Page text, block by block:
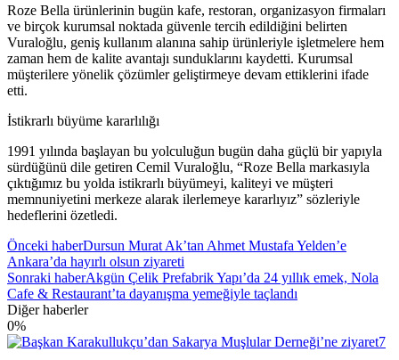
Roze Bella ürünlerinin bugün kafe, restoran, organizasyon firmaları
ve birçok kurumsal noktada güvenle tercih edildiğini belirten
Vuraloğlu, geniş kullanım alanına sahip ürünleriyle işletmelere hem
zaman hem de kalite avantajı sunduklarını kaydetti. Kurumsal
müşterilere yönelik çözümler geliştirmeye devam ettiklerini ifade
etti.
İstikrarlı büyüme kararlılığı
1991 yılında başlayan bu yolculuğun bugün daha güçlü bir yapıyla
sürdüğünü dile getiren Cemil Vuraloğlu, “Roze Bella markasıyla
çıktığımız bu yolda istikrarlı büyümeyi, kaliteyi ve müşteri
memnuniyetini merkeze alarak ilerlemeye kararlıyız” sözleriyle
hedeflerini özetledi.
Önceki haberDursun Murat Ak’tan Ahmet Mustafa Yelden’e
Ankara’da hayırlı olsun ziyareti
Sonraki haberAkgün Çelik Prefabrik Yapı’da 24 yıllık emek, Nola
Cafe & Restaurant’ta dayanışma yemeğiyle taçlandı
Diğer haberler
0%